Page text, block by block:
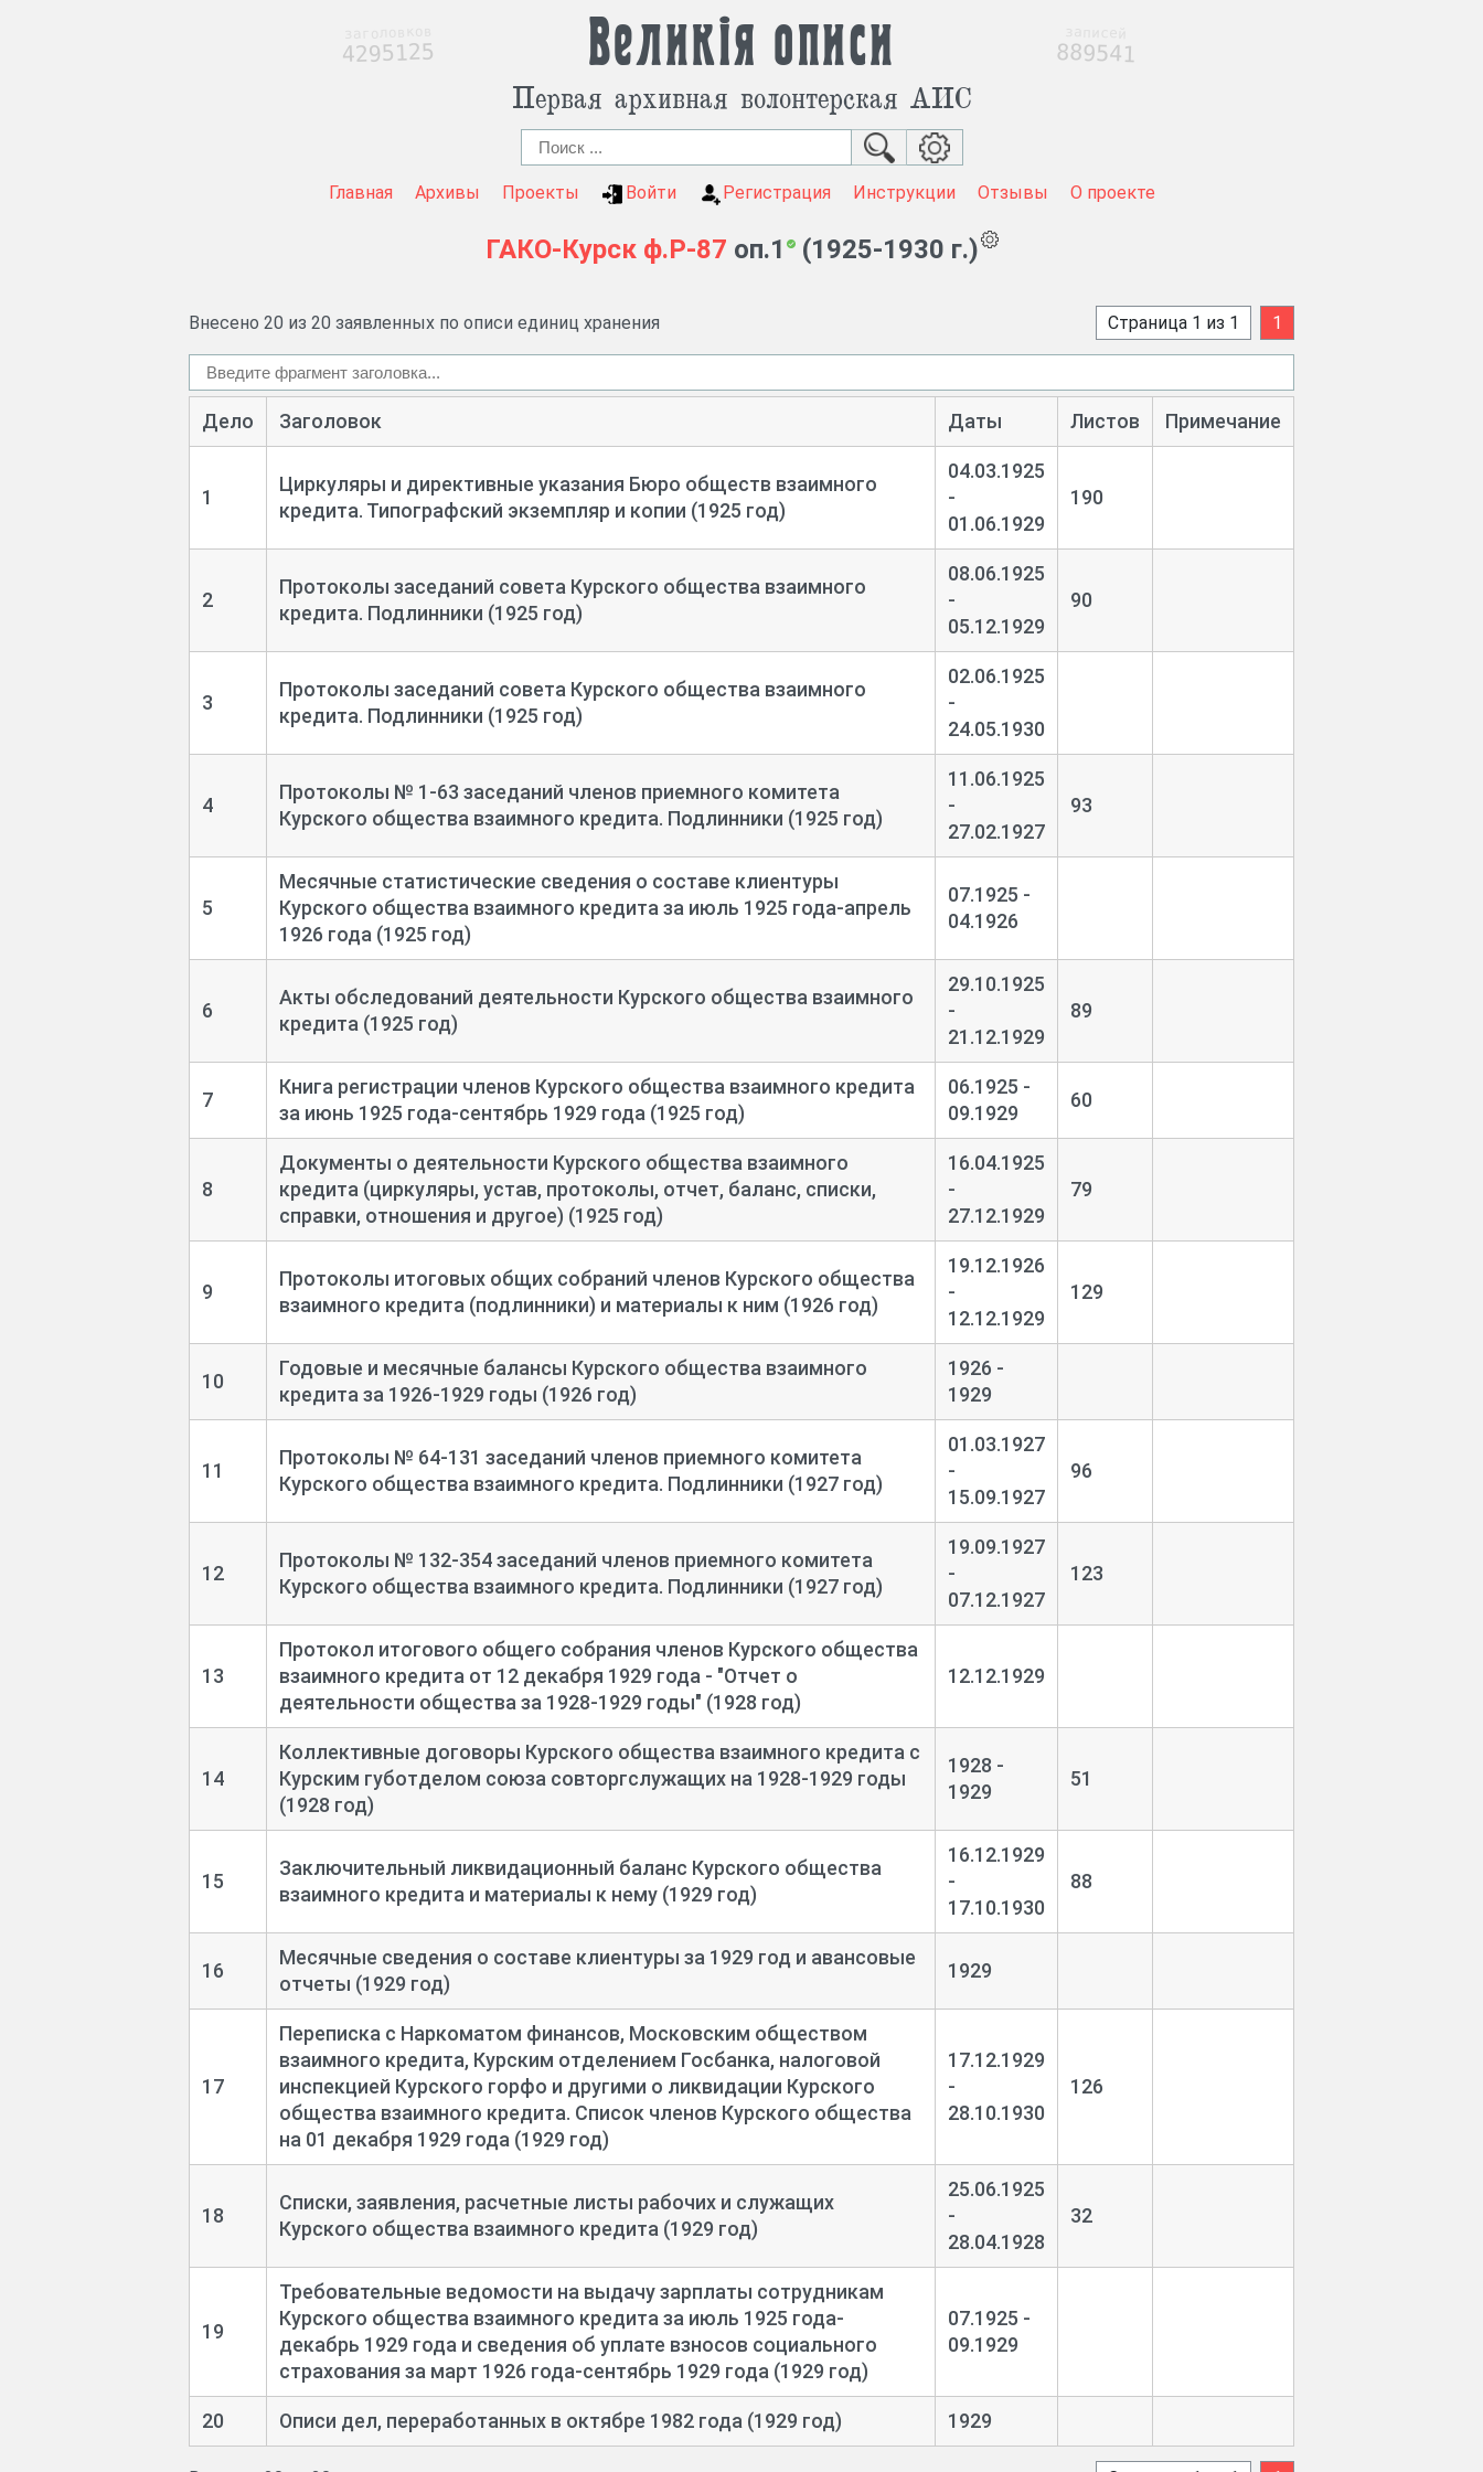
Великія описи
Первая архивная волонтерская АИС
Главная Архивы Проекты Войти Регистрация Инструкции Отзывы О проекте
ГАКО-Курск ф.Р-87 оп.1 (1925-1930 г.)
Внесено 20 из 20 заявленных по описи единиц хранения Страница 1 из 1 1
Дело Заголовок Даты Листов Примечание
1
Циркуляры и директивные указания Бюро обществ взаимного
кредита. Типографский экземпляр и копии (1925 год)
04.03.1925
-
01.06.1929
190
2
Протоколы заседаний совета Курского общества взаимного
кредита. Подлинники (1925 год)
08.06.1925
-
05.12.1929
90
3
Протоколы заседаний совета Курского общества взаимного
кредита. Подлинники (1925 год)
02.06.1925
-
24.05.1930
4
Протоколы № 1-63 заседаний членов приемного комитета
Курского общества взаимного кредита. Подлинники (1925 год)
11.06.1925
-
27.02.1927
93
5
Месячные статистические сведения о составе клиентуры
Курского общества взаимного кредита за июль 1925 года-апрель
1926 года (1925 год)
07.1925 -
04.1926
6
Акты обследований деятельности Курского общества взаимного
кредита (1925 год)
29.10.1925
-
21.12.1929
89
7
Книга регистрации членов Курского общества взаимного кредита
за июнь 1925 года-сентябрь 1929 года (1925 год)
06.1925 -
09.1929
60
8
Документы о деятельности Курского общества взаимного
кредита (циркуляры, устав, протоколы, отчет, баланс, списки,
справки, отношения и другое) (1925 год)
16.04.1925
-
27.12.1929
79
9
Протоколы итоговых общих собраний членов Курского общества
взаимного кредита (подлинники) и материалы к ним (1926 год)
19.12.1926
-
12.12.1929
129
10
Годовые и месячные балансы Курского общества взаимного
кредита за 1926-1929 годы (1926 год)
1926 -
1929
11
Протоколы № 64-131 заседаний членов приемного комитета
Курского общества взаимного кредита. Подлинники (1927 год)
01.03.1927
-
15.09.1927
96
12
Протоколы № 132-354 заседаний членов приемного комитета
Курского общества взаимного кредита. Подлинники (1927 год)
19.09.1927
-
07.12.1927
123
13
Протокол итогового общего собрания членов Курского общества
взаимного кредита от 12 декабря 1929 года - "Отчет о
деятельности общества за 1928-1929 годы" (1928 год)
12.12.1929
14
Коллективные договоры Курского общества взаимного кредита с
Курским губотделом союза совторгслужащих на 1928-1929 годы
(1928 год)
1928 -
1929
51
15
Заключительный ликвидационный баланс Курского общества
взаимного кредита и материалы к нему (1929 год)
16.12.1929
-
17.10.1930
88
16
Месячные сведения о составе клиентуры за 1929 год и авансовые
отчеты (1929 год)
1929
17
Переписка с Наркоматом финансов, Московским обществом
взаимного кредита, Курским отделением Госбанка, налоговой
инспекцией Курского горфо и другими о ликвидации Курского
общества взаимного кредита. Список членов Курского общества
на 01 декабря 1929 года (1929 год)
17.12.1929
-
28.10.1930
126
18
Списки, заявления, расчетные листы рабочих и служащих
Курского общества взаимного кредита (1929 год)
25.06.1925
-
28.04.1928
32
19
Требовательные ведомости на выдачу зарплаты сотрудникам
Курского общества взаимного кредита за июль 1925 года-
декабрь 1929 года и сведения об уплате взносов социального
страхования за март 1926 года-сентябрь 1929 года (1929 год)
07.1925 -
09.1929
20 Описи дел, переработанных в октябре 1982 года (1929 год) 1929
4295125 889541